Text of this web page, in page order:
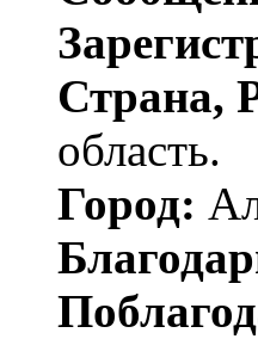
Страна,
область.
Город: